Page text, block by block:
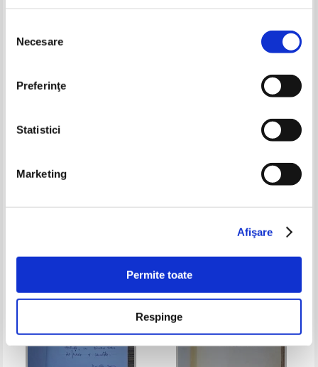
consimțământului
Necesare
Preferinţe
Statistici
Marketing
Afişare
Permite toate
Respinge
Cornelius Enescu - Patru intr-un
Pret:34,00Lei 13,60 Lei
-40%
Jesus del Cerro - Peripetiile unui
Pret:23,00Lei 13,80 Lei
Adaugă în coș
-40%